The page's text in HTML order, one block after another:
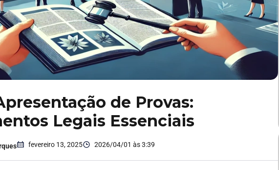
de Provas:
Legais Essenciais
fevereiro 13, 2025 2026/04/01 às 3:39